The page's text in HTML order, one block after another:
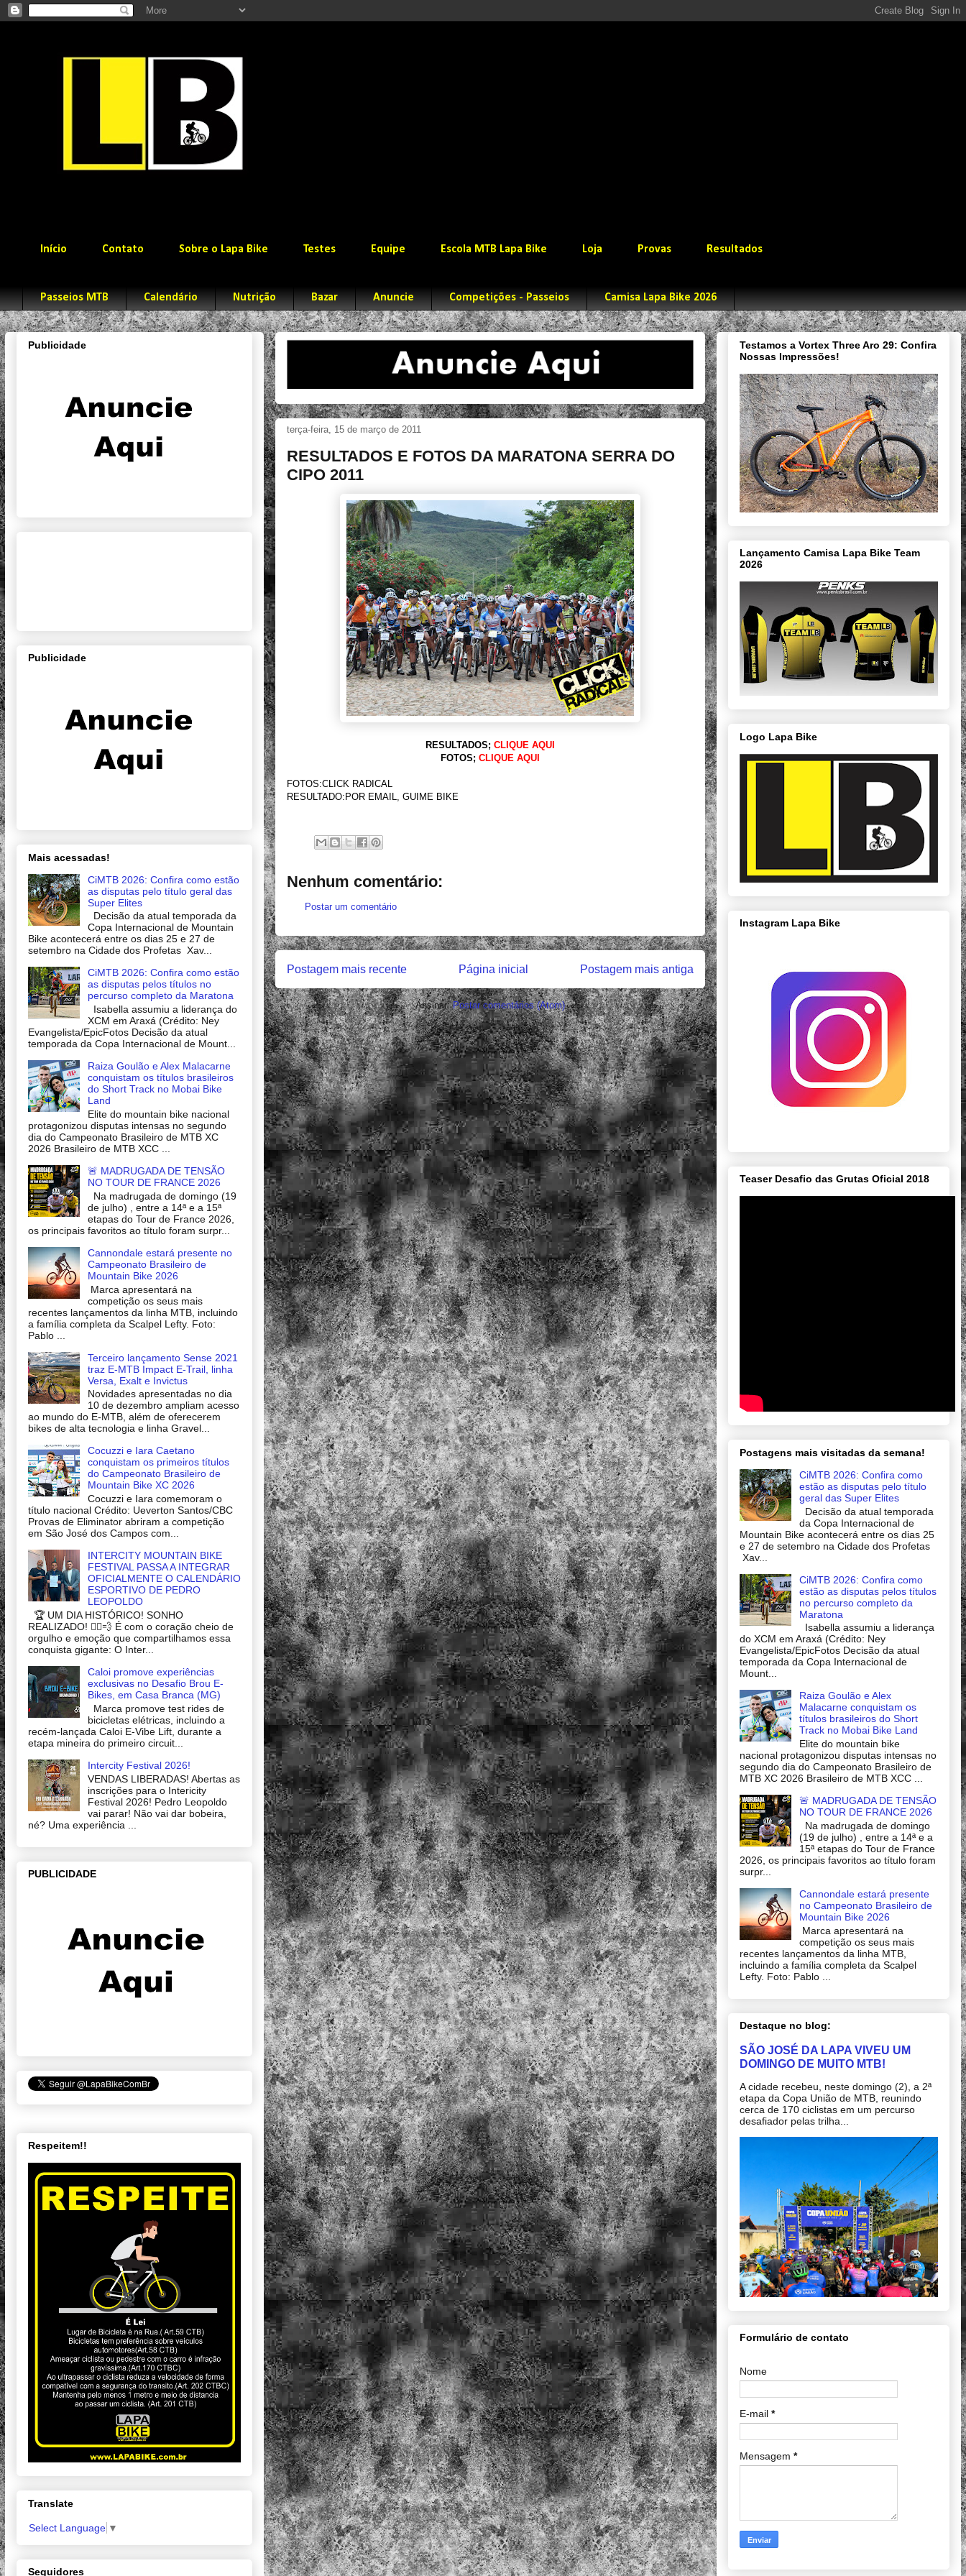
Início Contato Sobre o Lapa Bike Testes Equipe Escola MTB Lapa Bike Loja Provas Resultados
Passeios MTB Calendário Nutrição Bazar Anuncie Competições - Passeios Camisa Lapa Bike 2026
terça-feira, 15 de março de 2011
RESULTADOS E FOTOS DA MARATONA SERRA DO
CIPO 2011
RESULTADOS; CLIQUE AQUI
FOTOS; CLIQUE AQUI
FOTOS:CLICK RADICAL
RESULTADO:POR EMAIL, GUIME BIKE
Nenhum comentário:
Postar um comentário
Postagem mais recente Postagem mais antiga
Página inicial
Assinar:Postar comentários (Atom)
Publicidade
Publicidade
Mais acessadas!
CiMTB 2026: Confira como estão
as disputas pelo título geral das
Super Elites
Decisão da atual temporada da
Copa Internacional de Mountain
Bike acontecerá entre os dias 25 e 27 de
setembro na Cidade dos Profetas Xav...
CiMTB 2026: Confira como estão
as disputas pelos títulos no
percurso completo da Maratona
Isabella assumiu a liderança do
XCM em Araxá (Crédito: Ney
Evangelista/EpicFotos Decisão da atual
temporada da Copa Internacional de Mount...
Raiza Goulão e Alex Malacarne
conquistam os títulos brasileiros
do Short Track no Mobai Bike
Land
Elite do mountain bike nacional
protagonizou disputas intensas no segundo
dia do Campeonato Brasileiro de MTB XC
2026 Brasileiro de MTB XCC ...
🚨 MADRUGADA DE TENSÃO
NO TOUR DE FRANCE 2026
Na madrugada de domingo (19
de julho) , entre a 14ª e a 15ª
etapas do Tour de France 2026,
os principais favoritos ao título foram surpr...
Cannondale estará presente no
Campeonato Brasileiro de
Mountain Bike 2026
Marca apresentará na
competição os seus mais
recentes lançamentos da linha MTB, incluindo
a família completa da Scalpel Lefty. Foto:
Pablo ...
Terceiro lançamento Sense 2021
traz E-MTB Impact E-Trail, linha
Versa, Exalt e Invictus
Novidades apresentadas no dia
10 de dezembro ampliam acesso
ao mundo do E-MTB, além de oferecerem
bikes de alta tecnologia e linha Gravel...
Cocuzzi e Iara Caetano
conquistam os primeiros títulos
do Campeonato Brasileiro de
Mountain Bike XC 2026
Cocuzzi e Iara comemoram o
título nacional Crédito: Ueverton Santos/CBC
Provas de Eliminator abriram a competição
em São José dos Campos com...
INTERCITY MOUNTAIN BIKE
FESTIVAL PASSA A INTEGRAR
OFICIALMENTE O CALENDÁRIO
ESPORTIVO DE PEDRO
LEOPOLDO
🏆 UM DIA HISTÓRICO! SONHO
REALIZADO! 🚴‍♂️💨 É com o coração cheio de
orgulho e emoção que compartilhamos essa
conquista gigante: O Inter...
Caloi promove experiências
exclusivas no Desafio Brou E-
Bikes, em Casa Branca (MG)
Marca promove test rides de
bicicletas elétricas, incluindo a
recém-lançada Caloi E-Vibe Lift, durante a
etapa mineira do primeiro circuit...
Intercity Festival 2026!
VENDAS LIBERADAS! Abertas as
inscrições para o Intericity
Festival 2026! Pedro Leopoldo
vai parar! Não vai dar bobeira,
né? Uma experiência ...
PUBLICIDADE
Respeitem!!
Translate
Select Language ▼
Seguidores
Testamos a Vortex Three Aro 29: Confira
Nossas Impressões!
Lançamento Camisa Lapa Bike Team
2026
Logo Lapa Bike
Instagram Lapa Bike
Teaser Desafio das Grutas Oficial 2018
Postagens mais visitadas da semana!
CiMTB 2026: Confira como
estão as disputas pelo título
geral das Super Elites
Decisão da atual temporada
da Copa Internacional de
Mountain Bike acontecerá entre os dias 25
e 27 de setembro na Cidade dos Profetas
Xav...
CiMTB 2026: Confira como
estão as disputas pelos títulos
no percurso completo da
Maratona
Isabella assumiu a liderança
do XCM em Araxá (Crédito: Ney
Evangelista/EpicFotos Decisão da atual
temporada da Copa Internacional de
Mount...
Raiza Goulão e Alex
Malacarne conquistam os
títulos brasileiros do Short
Track no Mobai Bike Land
Elite do mountain bike
nacional protagonizou disputas intensas no
segundo dia do Campeonato Brasileiro de
MTB XC 2026 Brasileiro de MTB XCC ...
🚨 MADRUGADA DE TENSÃO
NO TOUR DE FRANCE 2026
Na madrugada de domingo
(19 de julho) , entre a 14ª e a
15ª etapas do Tour de France
2026, os principais favoritos ao título foram
surpr...
Cannondale estará presente
no Campeonato Brasileiro de
Mountain Bike 2026
Marca apresentará na
competição os seus mais
recentes lançamentos da linha MTB,
incluindo a família completa da Scalpel
Lefty. Foto: Pablo ...
Destaque no blog:
SÃO JOSÉ DA LAPA VIVEU UM
DOMINGO DE MUITO MTB!
A cidade recebeu, neste domingo (2), a 2ª
etapa da Copa União de MTB, reunindo
cerca de 170 ciclistas em um percurso
desafiador pelas trilha...
Formulário de contato
Nome
E-mail *
Mensagem *